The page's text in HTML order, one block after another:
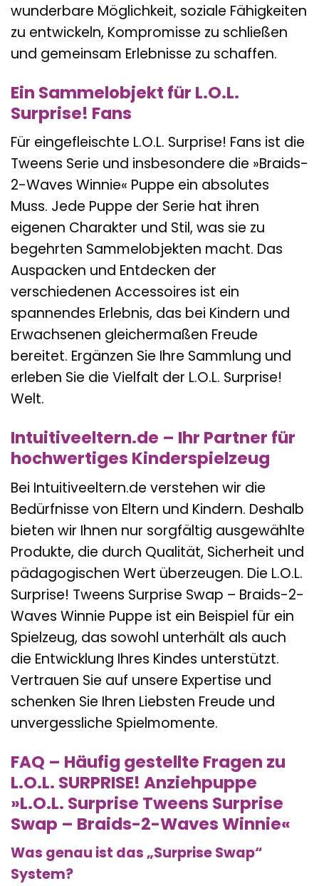
wunderbare Möglichkeit, soziale Fähigkeiten
zu entwickeln, Kompromisse zu schließen
und gemeinsam Erlebnisse zu schaffen.
Ein Sammelobjekt für L.O.L.
Surprise! Fans
Für eingefleischte L.O.L. Surprise! Fans ist die
Tweens Serie und insbesondere die »Braids-
2-Waves Winnie« Puppe ein absolutes
Muss. Jede Puppe der Serie hat ihren
eigenen Charakter und Stil, was sie zu
begehrten Sammelobjekten macht. Das
Auspacken und Entdecken der
verschiedenen Accessoires ist ein
spannendes Erlebnis, das bei Kindern und
Erwachsenen gleichermaßen Freude
bereitet. Ergänzen Sie Ihre Sammlung und
erleben Sie die Vielfalt der L.O.L. Surprise!
Welt.
Intuitiveeltern.de – Ihr Partner für
hochwertiges Kinderspielzeug
Bei Intuitiveeltern.de verstehen wir die
Bedürfnisse von Eltern und Kindern. Deshalb
bieten wir Ihnen nur sorgfältig ausgewählte
Produkte, die durch Qualität, Sicherheit und
pädagogischen Wert überzeugen. Die L.O.L.
Surprise! Tweens Surprise Swap – Braids-2-
Waves Winnie Puppe ist ein Beispiel für ein
Spielzeug, das sowohl unterhält als auch
die Entwicklung Ihres Kindes unterstützt.
Vertrauen Sie auf unsere Expertise und
schenken Sie Ihren Liebsten Freude und
unvergessliche Spielmomente.
FAQ – Häufig gestellte Fragen zu
L.O.L. SURPRISE! Anziehpuppe
»L.O.L. Surprise Tweens Surprise
Swap – Braids-2-Waves Winnie«
Was genau ist das „Surprise Swap“
System?